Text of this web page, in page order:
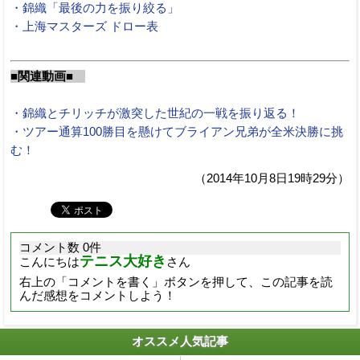
・錦織「最後の力を振り絞る」
・上海マスターズ ドロー表
■関連動画■
・錦織とチリッチが激突した世紀の一戦を振り返る！
・ツアー通算100勝目を懸けてブライアン兄弟が全米決勝に挑
む！
（2014年10月8日19時29分）
コメント数 0件
こんにちはテニス大好き さん
右上の「コメントを書く」ボタンを押して、この記事を読
んだ感想をコメントしよう！
オススメ人気記事